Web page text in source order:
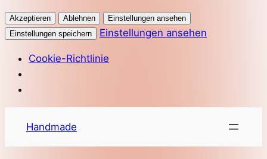
Akzeptieren Ablehnen
Einstellungen ansehen
Einstellungen speichern
Einstellungen ansehen
Cookie-Richtlinie
Inhalt
Handmade